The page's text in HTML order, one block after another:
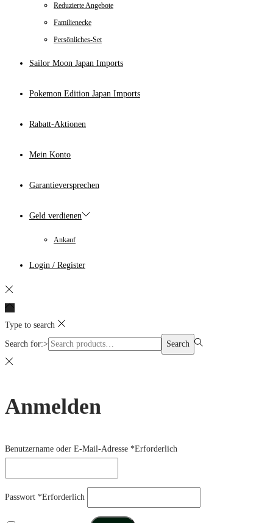
Reduzierte Angebote
Familienecke
Persönliches-Set
Sailor Moon Japan Imports
Pokemon Edition Japan Imports
Rabatt-Aktionen
Mein Konto
Garantieversprechen
Geld verdienen
Ankauf
Login / Register
Type to search
Search for:> Search
Anmelden
Benutzername oder E-Mail-Adresse *Erforderlich
Passwort *Erforderlich